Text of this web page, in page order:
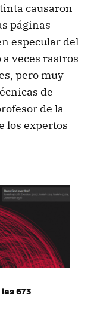
causaron
páginas
especular del
veces rastros
pero muy
de
de la
los expertos
673